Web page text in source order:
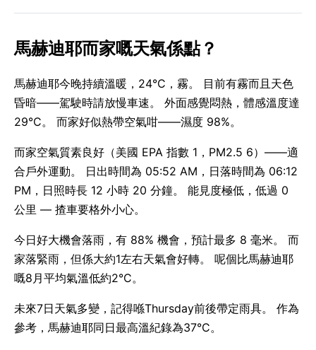
馬赫迪耶而家嘅天氣係點？
馬赫迪耶今晚持續溫暖，24°C，霧。 目前有霧而且天色
昏暗——駕駛時請放慢車速。 外面感覺悶熱，體感溫度達
29°C。 而家好似熱帶空氣咁——濕度 98%。
而家空氣質素良好（美國 EPA 指數 1，PM2.5 6）——適
合戶外運動。 日出時間為 05:52 AM，日落時間為 06:12
PM，日照時長 12 小時 20 分鐘。 能見度極低，低過 0
公里 — 揸車要格外小心。
今日好大機會落雨，有 88% 機會，預計最多 8 毫米。 而
家落緊雨，但係大約1左右天氣會好轉。 呢個比馬赫迪耶
嘅8月平均氣溫低約2°C。
未來7日天氣多變，記得喺Thursday前後帶定雨具。 作為
參考，馬赫迪耶同日最高溫紀錄為37°C。